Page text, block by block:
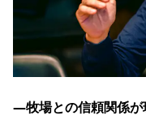
―牧場との信頼関係が